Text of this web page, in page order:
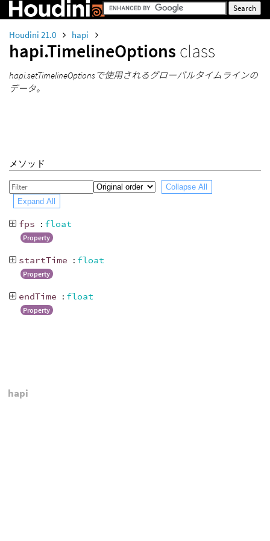
Houdini 21.0 hapi
hapi.TimelineOptions class
hapi.setTimelineOptionsで使用されるグローバルタイムラインの
データ。
メソッド
Collapse All
Expand All
fps : float
Property
startTime : float
Property
endTime : float
Property
hapi